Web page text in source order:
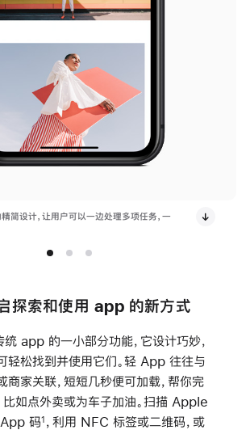
简设计，让用户可以一边处理多项任务，一
探索和使用 app 的新方式
app 的一小部分功能，它设计巧妙，
轻松找到并使用它们。轻 App 往往与
商家关联，短短几秒便可加载，帮你完
比如点外卖或为车子加油。扫描 Apple
码1 ，利用 NFC 标签或二维码，或